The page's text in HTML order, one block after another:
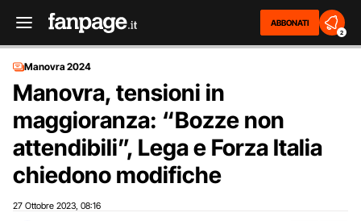
ABBONATI
2
Manovra 2024
Manovra, tensioni in
maggioranza: “Bozze non
attendibili”, Lega e Forza Italia
chiedono modifiche
27 Ottobre 2023 08:16